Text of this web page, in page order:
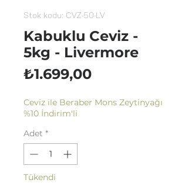
Stok kodu: CVZ-50-LV
Kabuklu Ceviz -
5kg - Livermore
₺1.699,00Fiyat
Ceviz ile Beraber Mons Zeytinyağı
%10 İndirim'li
Adet *
Tükendi